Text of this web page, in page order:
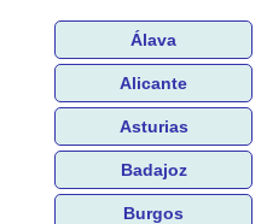
Álava
Alicante
Asturias
Badajoz
Burgos